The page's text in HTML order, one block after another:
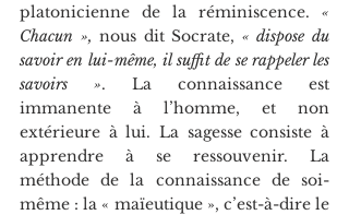
platonicienne de la réminiscence. «
Chacun », nous dit Socrate, « dispose du
savoir en lui-même, il suffit de se rappeler les
savoirs ». La connaissance est
immanente à l’homme, et non
extérieure à lui. La sagesse consiste à
apprendre à se ressouvenir. La
méthode de la connaissance de soi-
même : la « maïeutique », c’est-à-dire le